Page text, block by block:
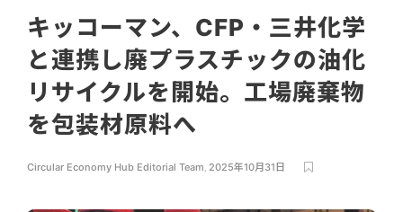
キッコーマン、CFP・三井化学
と連携し廃プラスチックの油化
リサイクルを開始。工場廃棄物
を包装材原料へ
Circular Economy Hub Editorial Team, 2025年10月31日